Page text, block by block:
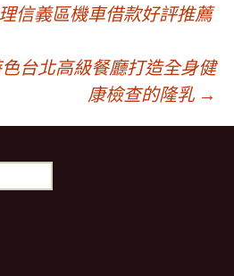
信義區機車借款好評推薦
台北高級餐廳打造全身健
康檢查的隆乳 →